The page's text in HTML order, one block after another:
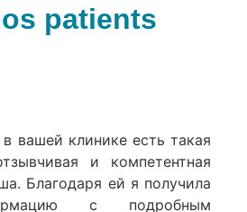
patients
вашей клинике есть такая
и компетентная
Благодаря ей я получила
с подробным